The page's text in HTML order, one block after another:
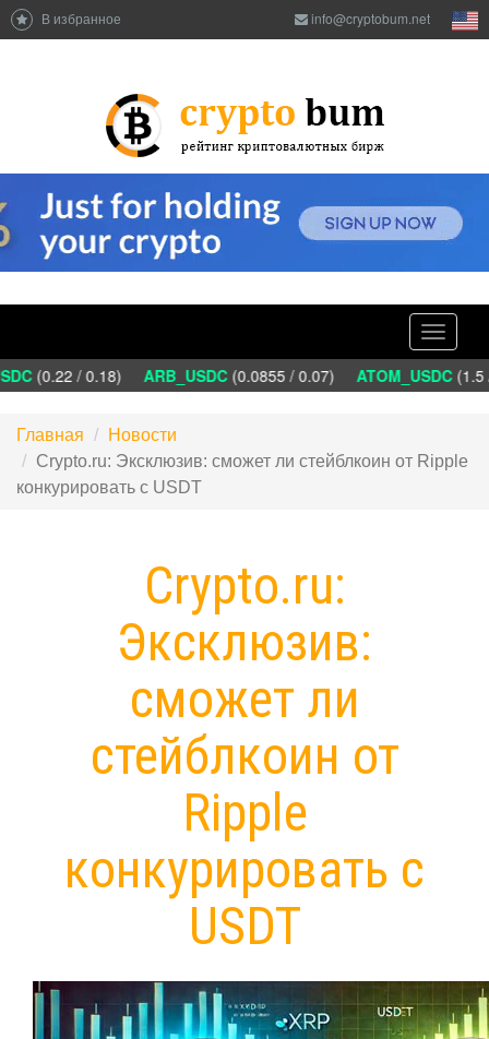
В избранное info@cryptobum.net
Toggle
(0.22 / 0.18) ARB_USDC(0.0855 / 0.07) ATOM_USDC(1.5 /
Главная
Новости
Crypto.ru: Эксклюзив: сможет ли стейблкоин от Ripple
конкурировать с USDT
Crypto.ru:
Эксклюзив:
сможет ли
стейблкоин от
Ripple
конкурировать с
USDT